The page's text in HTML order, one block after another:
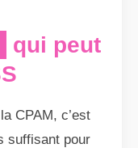
qui peut
CPAM, c’est
suffisant pour